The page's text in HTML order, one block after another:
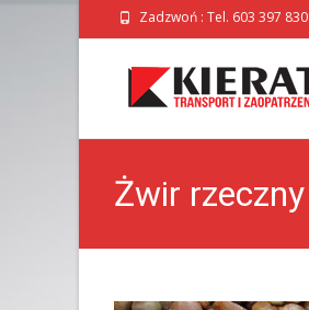
Zadzwoń : Tel. 603 397 830
Żwir rzeczny